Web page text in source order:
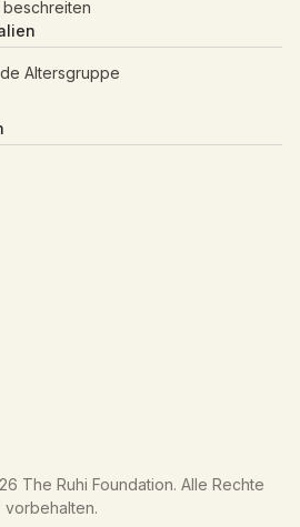
beschreiten
Altersgruppe
The Ruhi Foundation. Alle Rechte
vorbehalten.